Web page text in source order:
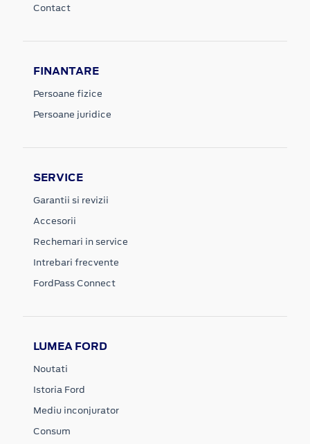
Contact
FINANTARE
Persoane fizice
Persoane juridice
SERVICE
Garantii si revizii
Accesorii
Rechemari in service
Intrebari frecvente
FordPass Connect
LUMEA FORD
Noutati
Istoria Ford
Mediu inconjurator
Consum